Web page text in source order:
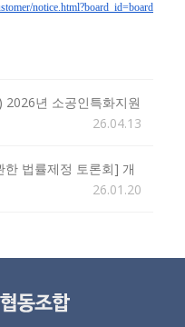
notice.html?board_id=board
2026년 소공인특화지원
26.04.13
법률제정 토론회] 개
26.01.20